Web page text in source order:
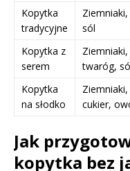
Kopytka
tradycyjne
sól
Kopytka z
serem
twaróg,
Kopytka
na słodko
cukier,
Jak
kopytka bez